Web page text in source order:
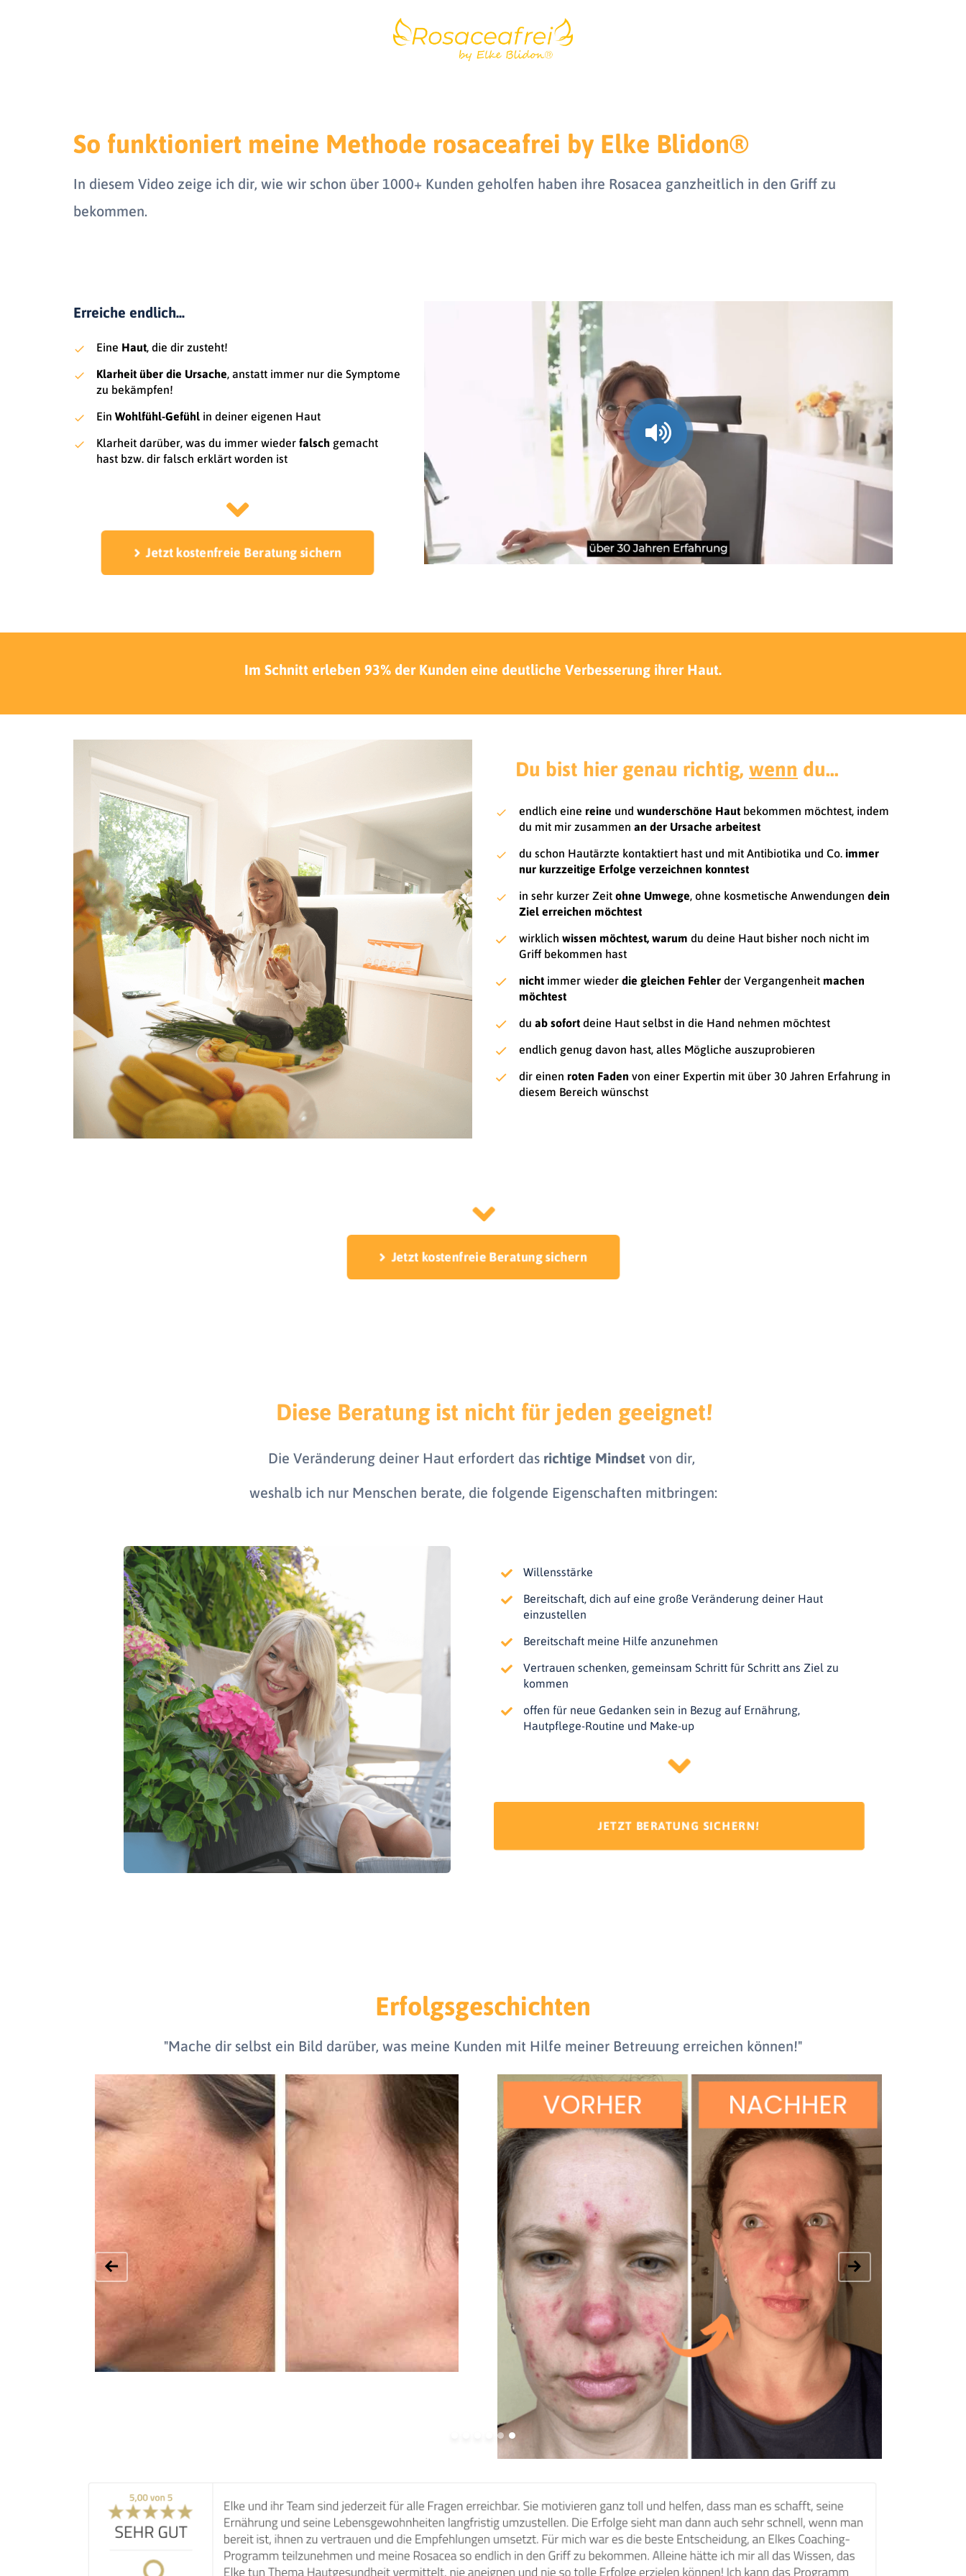
So funktioniert meine Methode rosaceafrei by Elke Blidon®
In diesem Video zeige ich dir, wie wir schon über 1000+ Kunden geholfen haben ihre Rosacea ganzheitlich in den Griff zu
bekommen.
Erreiche endlich...
Eine Haut, die dir zusteht!
Klarheit über die Ursache, anstatt immer nur die Symptome
zu bekämpfen!
Ein Wohlfühl-Gefühl in deiner eigenen Haut
Klarheit darüber, was du immer wieder falsch gemacht
hast bzw. dir falsch erklärt worden ist
Jetzt kostenfreie Beratung sichern Unmute / Loaded:
47.93%
Rate
Im Schnitt erleben 93% der Kunden eine deutliche Verbesserung ihrer Haut.
Du bist hier genau richtig, wenn du...
endlich eine reine und wunderschöne Haut bekommen möchtest, indem
du mit mir zusammen an der Ursache arbeitest
du schon Hautärzte kontaktiert hast und mit Antibiotika und Co. immer
nur kurzzeitige Erfolge verzeichnen konntest
in sehr kurzer Zeit ohne Umwege, ohne kosmetische Anwendungen dein
Ziel erreichen möchtest
wirklich wissen möchtest, warum du deine Haut bisher noch nicht im
Griff bekommen hast
nicht immer wieder die gleichen Fehler der Vergangenheit machen
möchtest
du ab sofort deine Haut selbst in die Hand nehmen möchtest
endlich genug davon hast, alles Mögliche auszuprobieren
dir einen roten Faden von einer Expertin mit über 30 Jahren Erfahrung in
diesem Bereich wünschst
Jetzt kostenfreie Beratung sichern
Diese Beratung ist nicht für jeden geeignet!
Die Veränderung deiner Haut erfordert das richtige Mindsetvon dir,
weshalb ich nur Menschen berate, die folgende Eigenschaften mitbringen:
Willensstärke
Bereitschaft, dich auf eine große Veränderung deiner Haut
einzustellen
Bereitschaft meine Hilfe anzunehmen
Vertrauen schenken, gemeinsam Schritt für Schritt ans Ziel zu
kommen
offen für neue Gedanken sein in Bezug auf Ernährung,
Hautpflege-Routine und Make-up
JETZT BERATUNG SICHERN!
Erfolgsgeschichten
"Mache dir selbst ein Bild darüber, was meine Kunden mit Hilfe meiner Betreuung erreichen können!"